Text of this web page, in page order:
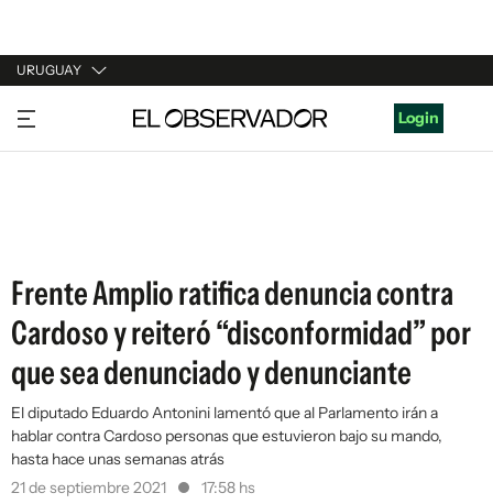
URUGUAY
URUGUAY
ARGENTINA
Login
Frente Amplio ratifica denuncia contra
Cardoso y reiteró “disconformidad” por
que sea denunciado y denunciante
El diputado Eduardo Antonini lamentó que al Parlamento irán a
hablar contra Cardoso personas que estuvieron bajo su mando,
hasta hace unas semanas atrás
21 de septiembre 2021
17:58 hs